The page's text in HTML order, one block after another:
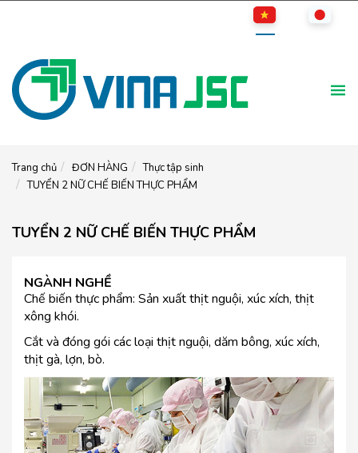
Trang chủ ĐƠN HÀNG
Thực tập sinh
TUYỂN 2 NỮ CHẾ BIẾN THỰC PHẨM
TUYỂN 2 NỮ CHẾ BIẾN THỰC PHẨM
NGÀNH NGHỀ
Chế biến thực phẩm: Sản xuất thịt nguội, xúc xích, thịt
xông khói.
Cắt và đóng gói các loại thịt nguội, dăm bông, xúc xích,
thịt gà, lợn, bò.